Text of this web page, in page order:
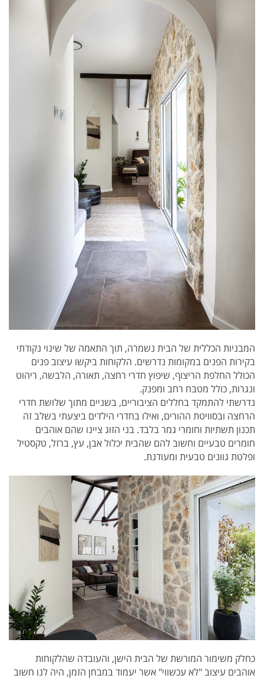
המבניות הכללית של הבית נשמרה, תוך התאמה של שינוי נקודתי
בקירות הפנים במקומות נדרשים. הלקוחות ביקשו עיצוב פנים
הכולל החלפת הריצוף, שיפוץ חדרי רחצה, תאורה, הלבשה, ריהוט
ונגרות, כולל מטבח רחב ומפנק.
נדרשתי להתמקד בחללים הציבוריים, בשניים מתוך שלושת חדרי
הרחצה ובסוויטת ההורים, ואילו בחדרי הילדים ביצעתי בשלב זה
תכנון תשתיות וחומרי גמר בלבד. בני הזוג ציינו שהם אוהבים
חומרים טבעיים וחשוב להם שהבית יכלול אבן, עץ, ברזל, טקסטיל
ופלטת גוונים טבעית ומעודנת.
כחלק משימור המורשת של הבית הישן, והעובדה שהלקוחות
אוהבים עיצוב "לא עכשווי" אשר יעמוד במבחן הזמן, היה לנו חשוב